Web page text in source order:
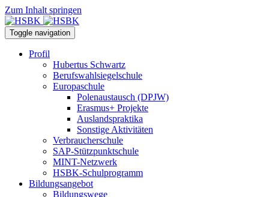
Zum Inhalt springen
Toggle navigation
Profil
Hubertus Schwartz
Berufswahlsiegelschule
Europaschule
Polenaustausch (DPJW)
Erasmus+ Projekte
Auslandspraktika
Sonstige Aktivitäten
Verbraucherschule
SAP-Stützpunktschule
MINT-Netzwerk
HSBK-Schulprogramm
Bildungsangebot
Bildungswege